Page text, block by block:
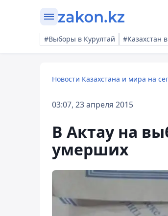
#Выборы в Курултай #Казахстан
Новости Казахстана и мира на
03:07, 23 апреля 2015
В Актау на
умерших